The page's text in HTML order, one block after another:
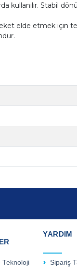
Stabil
elde etmek için
Teknoloji
YARDIM
Sipariş